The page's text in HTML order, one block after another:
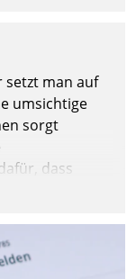
Kanal
setzt man auf
umsichtige
sorgt
dass
es sein muss,